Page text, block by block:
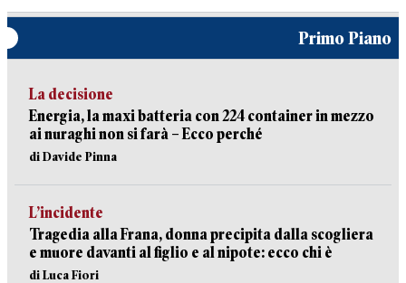
Primo Piano
La decisione
Energia, la maxi batteria con 224 container in mezzo
ai nuraghi non si farà – Ecco perché
di Davide Pinna
L’incidente
Tragedia alla Frana, donna precipita dalla scogliera
e muore davanti al figlio e al nipote: ecco chi è
di Luca Fiori